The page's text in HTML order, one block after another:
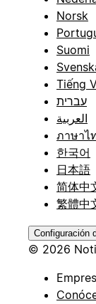
Norsk
Suomi
Tiếng
עברית
العربية
ภาษาไ
한국어
日本語
简体中
繁體中
Configuración
© 2026